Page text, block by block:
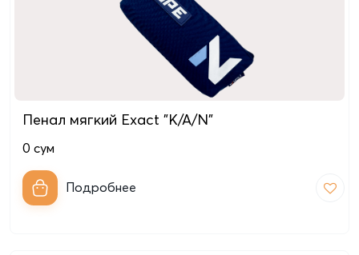
Пенал мягкий Exact "K/A/N"
0 сум
Подробнее